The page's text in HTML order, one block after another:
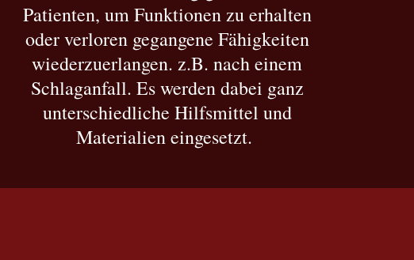
Patienten, um Funktionen zu erhalten
oder verloren gegangene Fähigkeiten
wiederzuerlangen. z.B. nach einem
Schlaganfall. Es werden dabei ganz
unterschiedliche Hilfsmittel und
Materialien eingesetzt.